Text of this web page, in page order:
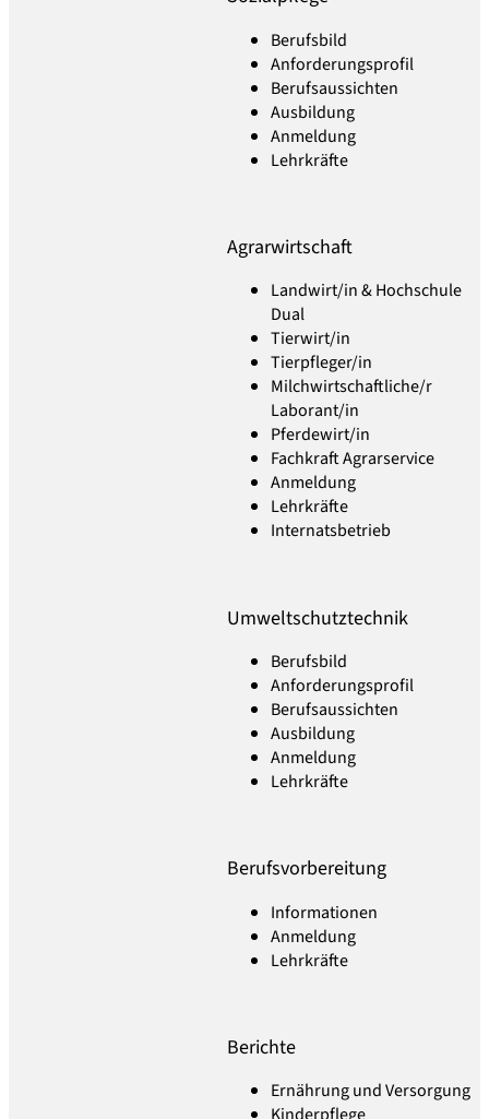
Berufsbild
Anforderungsprofil
Berufsaussichten
Ausbildung
Anmeldung
Lehrkräfte
Agrarwirtschaft
Landwirt/in & Hochschule
Dual
Tierwirt/in
Tierpfleger/in
Milchwirtschaftliche/r
Laborant/in
Pferdewirt/in
Fachkraft Agrarservice
Anmeldung
Lehrkräfte
Internatsbetrieb
Umweltschutztechnik
Berufsbild
Anforderungsprofil
Berufsaussichten
Ausbildung
Anmeldung
Lehrkräfte
Berufsvorbereitung
Informationen
Anmeldung
Lehrkräfte
Berichte
Ernährung und Versorgung